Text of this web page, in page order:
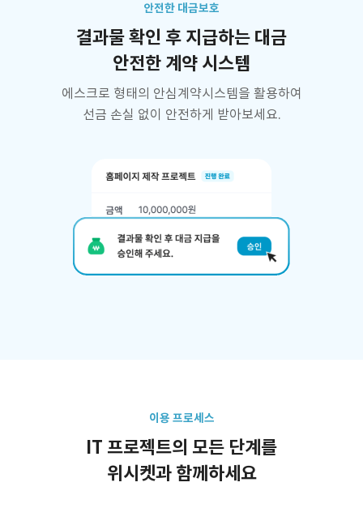
안전한 대금보호
결과물 확인 후 지급하는 대금
안전한 계약 시스템
에스크로 형태의 안심계약시스템을 활용하여
선금 손실 없이 안전하게 받아보세요.
이용 프로세스
IT 프로젝트의 모든 단계를
위시켓과 함께하세요